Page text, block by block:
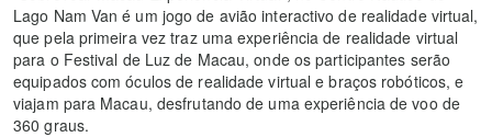
Lago Nam Van é um jogo de avião interactivo de realidade virtual,
que pela primeira vez traz uma experiência de realidade virtual
para o Festival de Luz de Macau, onde os participantes serão
equipados com óculos de realidade virtual e braços robóticos, e
viajam para Macau, desfrutando de uma experiência de voo de
360 graus.